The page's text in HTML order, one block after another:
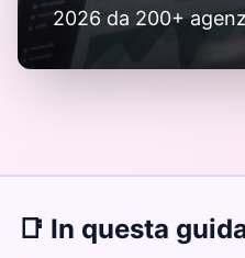
2026 da 200+
📑 In questa